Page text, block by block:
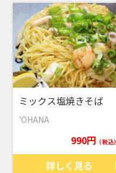
ミックス塩焼きそば
'OHANA
990円 （税込）
詳しく見る